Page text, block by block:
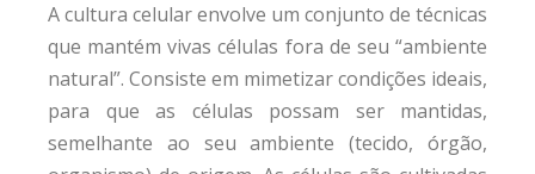
A cultura celular envolve um conjunto de técnicas
que mantém vivas células fora de seu “ambiente
natural”. Consiste em mimetizar condições ideais,
para que as células possam ser mantidas,
semelhante ao seu ambiente (tecido, órgão,